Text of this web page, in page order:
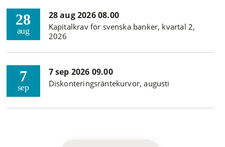
28
aug
28 aug 2026 08.00
Kapitalkrav för svenska banker, kvartal 2,
2026
7
sep
7 sep 2026 09.00
Diskonteringsräntekurvor, augusti